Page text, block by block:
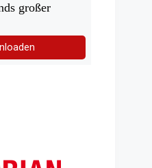
großer